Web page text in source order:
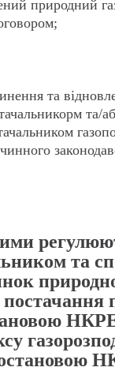
природний
та
та/
та